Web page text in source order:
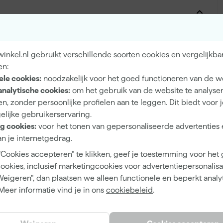
gebruikt verschillende soorten cookies en
cookies: noodzakelijk voor het goed functioneren van de
cookies: om het gebruik van de website te
zonder persoonlijke profielen aan te leggen. Dit biedt voor
gebruikerservaring.
cookies: voor het tonen van gepersonaliseerde advertenties
je internetgedrag.
accepteren" te klikken, geef je toestemming voor het
inclusief marketingcookies voor
dan plaatsen we alleen functionele en beperkt
informatie vind je in ons cookiebeleid.
Dekkend
4 h
14 m²/l
14 h
Waterbasis (acryl)
Kwast, Roller, Verfspuit